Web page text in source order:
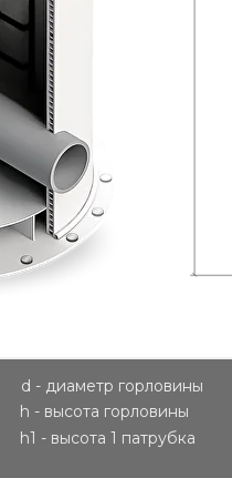
d - диаметр горловины
h - высота горловины
h1 - высота 1 патрубка